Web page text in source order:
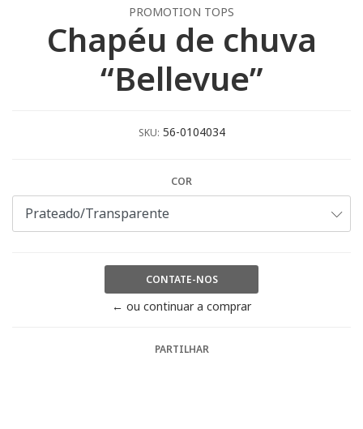
PROMOTION TOPS
Chapéu de chuva
“Bellevue”
SKU: 56-0104034
COR
CONTATE-NOS
← ou continuar a comprar
PARTILHAR